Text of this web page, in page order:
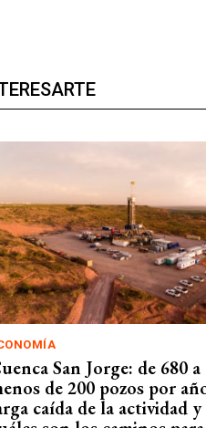
San Jorge: de 680 a
de 200 pozos por
caída de la actividad y